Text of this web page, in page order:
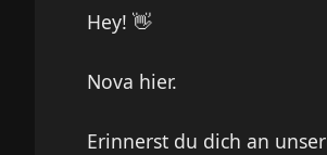
Hey! 👋
Nova hier.
Erinnerst du dich an